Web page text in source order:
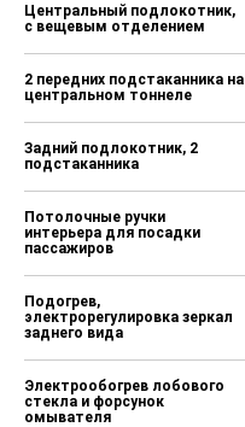
Сенсорный
разрешения,
Цифровая
цветной экран
увеличении
60/40
Рейлинги на
Центральный подлокотник,
с вещевым отделением
2 передних подстаканника на
центральном тоннеле
Задний подлокотник, 2
подстаканника
Потолочные ручки
интерьера для посадки
пассажиров
Подогрев,
электрорегулировка зеркал
заднего вида
Электрообогрев лобового
стекла и форсунок
омывателя